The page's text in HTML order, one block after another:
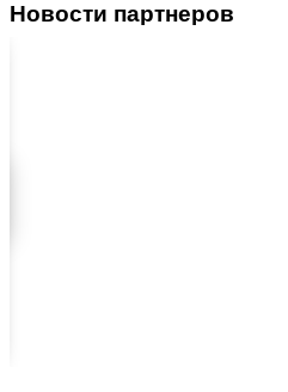
Новости партнеров